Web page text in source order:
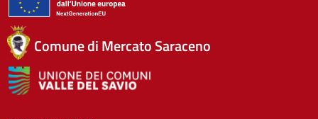
Comune di Mercato Saraceno